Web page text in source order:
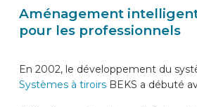
WIZARD EN LIGNE
Aménagement
pour les professionnels
En 2002, le développement du
Systèmes à tiroirsBEKS a débuté